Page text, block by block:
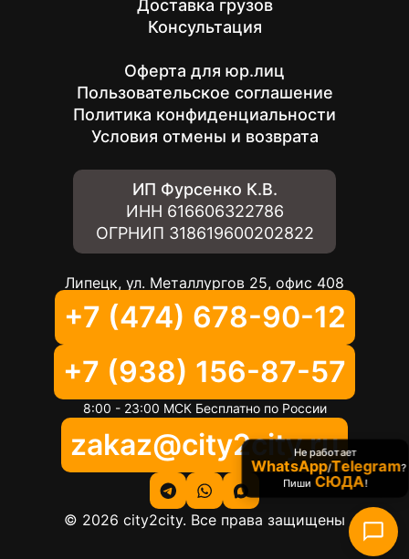
Доставка грузов
Консультация
Оферта для юр.лиц
Пользовательское соглашение
Политика конфиденциальности
Условия отмены и возврата
ИП Фурсенко К.В.
ИНН 616606322786
ОГРНИП 318619600202822
Липецк, ул. Металлургов 25, офис 408
+7 (474) 678-90-12
+7 (938) 156-87-57
8:00 - 23:00 МСК Бесплатно по России
zakaz@city2city.ru
© 2026 city2city. Все права защищены
Не работает
WhatsApp/Telegram?
Пиши СЮДА!